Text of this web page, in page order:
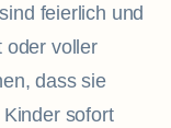
feierlich und
oder voller
dass sie
sofort